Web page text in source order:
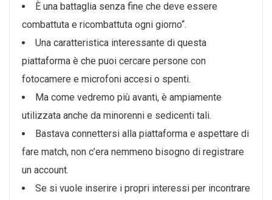
È una battaglia senza fine che deve essere
combattuta e ricombattuta ogni giorno“.
Una caratteristica interessante di questa
piattaforma è che puoi cercare persone con
fotocamere e microfoni accesi o spenti.
Ma come vedremo più avanti, è ampiamente
utilizzata anche da minorenni e sedicenti tali.
Bastava connettersi alla piattaforma e aspettare di
fare match, non c’era nemmeno bisogno di registrare
un account.
Se si vuole inserire i propri interessi per incontrare